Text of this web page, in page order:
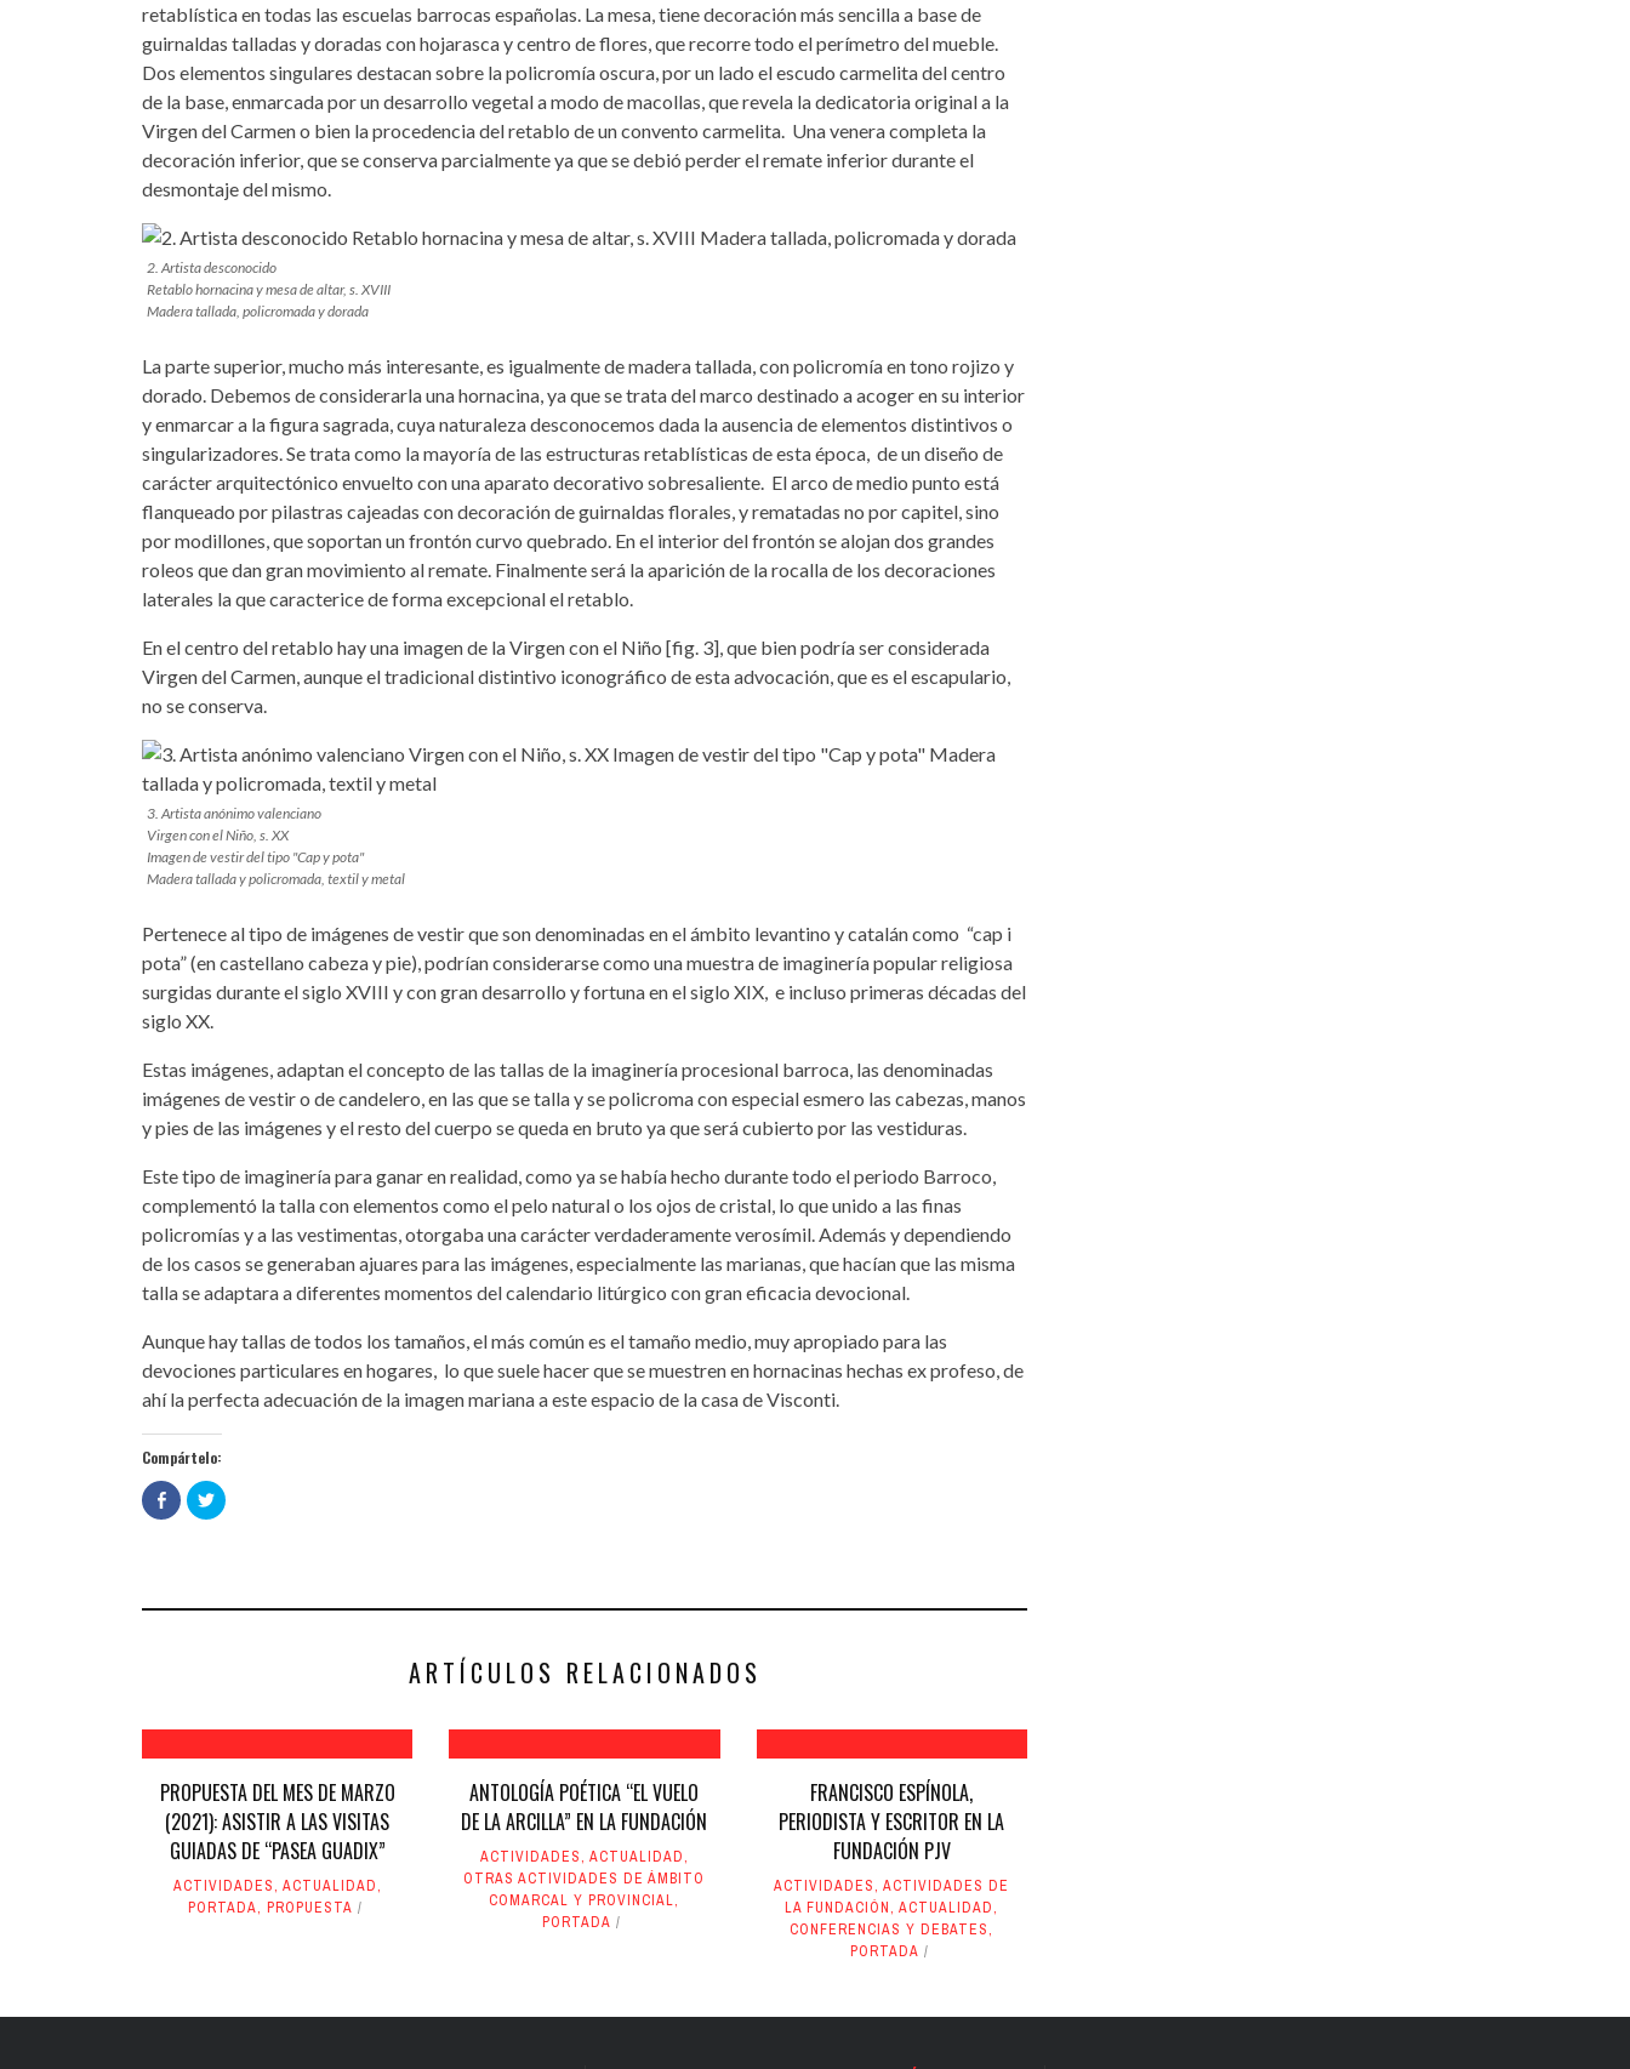
retablística en todas las escuelas barrocas españolas. La mesa, tiene decoración más sencilla a base de
guirnaldas talladas y doradas con hojarasca y centro de flores, que recorre todo el perímetro del mueble.
Dos elementos singulares destacan sobre la policromía oscura, por un lado el escudo carmelita del centro
de la base, enmarcada por un desarrollo vegetal a modo de macollas, que revela la dedicatoria original a la
Virgen del Carmen o bien la procedencia del retablo de un convento carmelita. Una venera completa la
decoración inferior, que se conserva parcialmente ya que se debió perder el remate inferior durante el
desmontaje del mismo.
2. Artista desconocido
Retablo hornacina y mesa de altar, s. XVIII
Madera tallada, policromada y dorada
La parte superior, mucho más interesante, es igualmente de madera tallada, con policromía en tono rojizo y
dorado. Debemos de considerarla una hornacina, ya que se trata del marco destinado a acoger en su interior
y enmarcar a la figura sagrada, cuya naturaleza desconocemos dada la ausencia de elementos distintivos o
singularizadores. Se trata como la mayoría de las estructuras retablísticas de esta época, de un diseño de
carácter arquitectónico envuelto con una aparato decorativo sobresaliente. El arco de medio punto está
flanqueado por pilastras cajeadas con decoración de guirnaldas florales, y rematadas no por capitel, sino
por modillones, que soportan un frontón curvo quebrado. En el interior del frontón se alojan dos grandes
roleos que dan gran movimiento al remate. Finalmente será la aparición de la rocalla de los decoraciones
laterales la que caracterice de forma excepcional el retablo.
En el centro del retablo hay una imagen de la Virgen con el Niño [fig. 3], que bien podría ser considerada
Virgen del Carmen, aunque el tradicional distintivo iconográfico de esta advocación, que es el escapulario,
no se conserva.
3. Artista anónimo valenciano
Virgen con el Niño, s. XX
Imagen de vestir del tipo "Cap y pota"
Madera tallada y policromada, textil y metal
Pertenece al tipo de imágenes de vestir que son denominadas en el ámbito levantino y catalán como “cap i
pota” (en castellano cabeza y pie), podrían considerarse como una muestra de imaginería popular religiosa
surgidas durante el siglo XVIII y con gran desarrollo y fortuna en el siglo XIX, e incluso primeras décadas del
siglo XX.
Estas imágenes, adaptan el concepto de las tallas de la imaginería procesional barroca, las denominadas
imágenes de vestir o de candelero, en las que se talla y se policroma con especial esmero las cabezas, manos
y pies de las imágenes y el resto del cuerpo se queda en bruto ya que será cubierto por las vestiduras.
Este tipo de imaginería para ganar en realidad, como ya se había hecho durante todo el periodo Barroco,
complementó la talla con elementos como el pelo natural o los ojos de cristal, lo que unido a las finas
policromías y a las vestimentas, otorgaba una carácter verdaderamente verosímil. Además y dependiendo
de los casos se generaban ajuares para las imágenes, especialmente las marianas, que hacían que las misma
talla se adaptara a diferentes momentos del calendario litúrgico con gran eficacia devocional.
Aunque hay tallas de todos los tamaños, el más común es el tamaño medio, muy apropiado para las
devociones particulares en hogares, lo que suele hacer que se muestren en hornacinas hechas ex profeso, de
ahí la perfecta adecuación de la imagen mariana a este espacio de la casa de Visconti.
Compártelo:
Haz
clic
para
en
Haz
clic
en
ARTÍCULOS RELACIONADOS
PROPUESTA DEL MES DE MARZO
(2021): ASISTIR A LAS VISITAS
GUIADAS DE “PASEA GUADIX”
ACTIVIDADES, ACTUALIDAD,
PORTADA, PROPUESTA
ANTOLOGÍA POÉTICA “EL VUELO
DE LA ARCILLA” EN LA FUNDACIÓN
ACTIVIDADES, ACTUALIDAD,
OTRAS ACTIVIDADES DE ÁMBITO
COMARCAL Y PROVINCIAL,
PORTADA
FRANCISCO ESPÍNOLA,
PERIODISTA Y ESCRITOR EN LA
FUNDACIÓN PJV
ACTIVIDADES,ACTIVIDADES DE
LA FUNDACIÓN,ACTUALIDAD,
CONFERENCIAS Y DEBATES,
PORTADA